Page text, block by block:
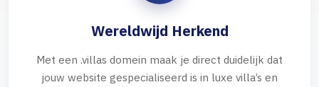
Wereldwijd Herkend
Met een .villas domein maak je direct duidelijk dat
jouw website gespecialiseerd is in luxe villa’s en